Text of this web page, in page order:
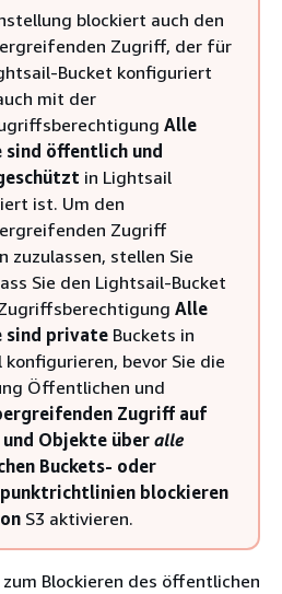
blockiert auch den
Zugriff, der für
Bucket konfiguriert
mit der
Alle
sind öffentlich und
in Lightsail
ist. Um den
Zugriff
zuzulassen, stellen Sie
Sie den Lightsail-Bucket
Alle
sind private Buckets in
konfigurieren, bevor Sie die
Öffentlichen und
Zugriff auf
und Objekte über alle
Buckets- oder
blockieren
S3 aktivieren.
Blockieren des öffentlichen